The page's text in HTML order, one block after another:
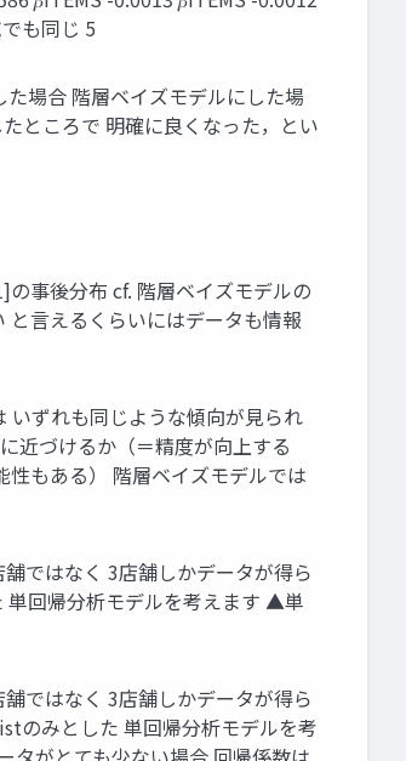
も同じ 5
場合 階層ベイズモデルにした場
ところで 明確に良くなった，とい
事後分布 cf. 階層ベイズモデルの
と言えるくらいにはデータも情報
ずれも同じような傾向が見られ
近づけるか（＝精度が向上する
もある） 階層ベイズモデルでは
ではなく 3店舗しかデータが得ら
回帰分析モデルを考えます ▲単
ではなく 3店舗しかデータが得ら
のみとした 単回帰分析モデルを考